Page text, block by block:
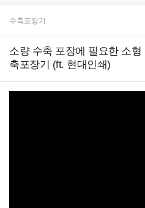
수축포장기
소량 수축 포장에 필요한 소
축포장기 (ft. 현대인쇄)